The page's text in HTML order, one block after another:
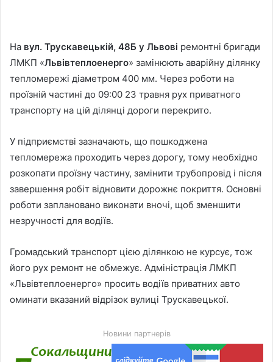
На вул. Трускавецькій, 48Б у Львові ремонтні бригади
ЛМКП «Львівтеплоенерго» замінюють аварійну ділянку
тепломережі діаметром 400 мм. Через роботи на
проїзній частині до 09:00 23 травня рух приватного
транспорту на цій ділянці дороги перекрито.
У підприємстві зазначають, що пошкоджена
тепломережа проходить через дорогу, тому необхідно
розкопати проїзну частину, замінити трубопровід і після
завершення робіт відновити дорожнє покриття. Основні
роботи заплановано виконати вночі, щоб зменшити
незручності для водіїв.
Громадський транспорт цією ділянкою не курсує, тож
його рух ремонт не обмежує. Адміністрація ЛМКП
«Львівтеплоенерго» просить водіїв приватних авто
оминати вказаний відрізок вулиці Трускавецької.
Новини партнерів